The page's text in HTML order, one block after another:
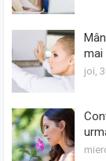
mai
joi,